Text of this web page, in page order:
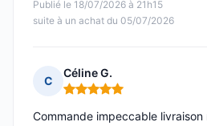
Publié le 18/07/2026 à 21h15
suite à un achat du 05/07/2026
C
Céline G.
Note : 5 sur 5
Commande impeccable